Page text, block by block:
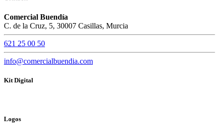
Comercial Buendía
C. de la Cruz, 5, 30007 Casillas, Murcia
621 25 00 50
info@comercialbuendia.com
Kit Digital
Logos